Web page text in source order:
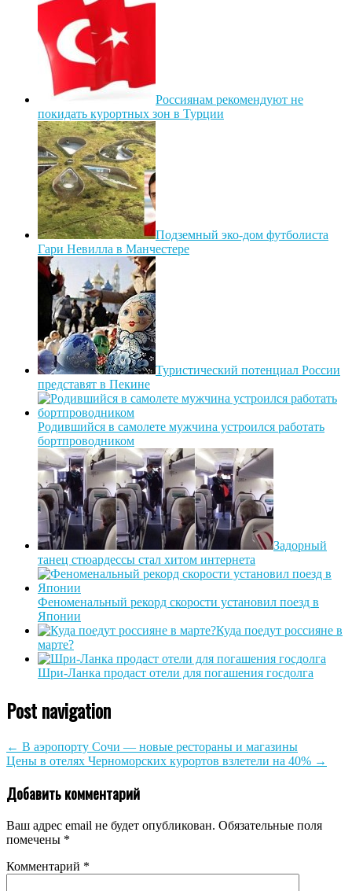
Россиянам рекомендуют не
покидать курортных зон в Турции
Подземный эко-дом футболиста
Гари Невилла в Манчестере
Туристический потенциал России
представят в Пекине
Родившийся в самолете мужчина устроился работать
бортпроводником
Задорный
танец стюардессы стал хитом интернета
Феноменальный рекорд скорости установил поезд в
Японии
Куда поедут россияне в
марте?
Шри-Ланка продаст отели для погашения госдолга
Post navigation
← В аэропорту Сочи — новые рестораны и магазины
Цены в отелях Черноморских курортов взлетели на 40% →
Добавить комментарий
Ваш адрес email не будет опубликован. Обязательные поля
помечены *
Комментарий *